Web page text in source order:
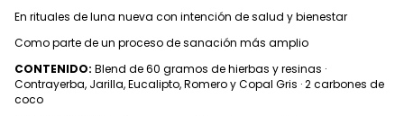
En rituales de luna nueva con intención de salud y bienestar
Como parte de un proceso de sanación más amplio
CONTENIDO: Blend de 60 gramos de hierbas y resinas ·
Contrayerba, Jarilla, Eucalipto, Romero y Copal Gris · 2 carbones de
coco